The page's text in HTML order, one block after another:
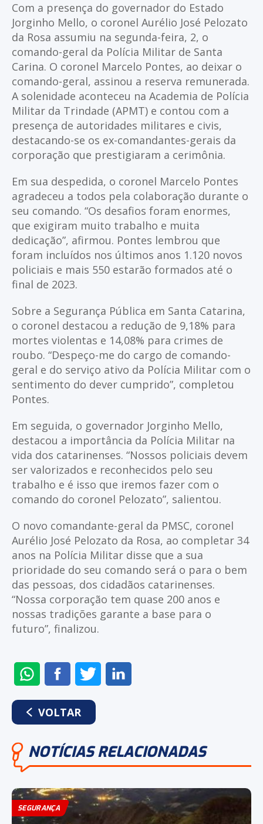
Com a presença do governador do Estado
Jorginho Mello, o coronel Aurélio José Pelozato
da Rosa assumiu na segunda-feira, 2, o
comando-geral da Polícia Militar de Santa
Carina. O coronel Marcelo Pontes, ao deixar o
comando-geral, assinou a reserva remunerada.
A solenidade aconteceu na Academia de Polícia
Militar da Trindade (APMT) e contou com a
presença de autoridades militares e civis,
destacando-se os ex-comandantes-gerais da
corporação que prestigiaram a cerimônia.
Em sua despedida, o coronel Marcelo Pontes
agradeceu a todos pela colaboração durante o
seu comando. “Os desafios foram enormes,
que exigiram muito trabalho e muita
dedicação”, afirmou. Pontes lembrou que
foram incluídos nos últimos anos 1.120 novos
policiais e mais 550 estarão formados até o
final de 2023.
Sobre a Segurança Pública em Santa Catarina,
o coronel destacou a redução de 9,18% para
mortes violentas e 14,08% para crimes de
roubo. “Despeço-me do cargo de comando-
geral e do serviço ativo da Polícia Militar com o
sentimento do dever cumprido”, completou
Pontes.
Em seguida, o governador Jorginho Mello,
destacou a importância da Polícia Militar na
vida dos catarinenses. “Nossos policiais devem
ser valorizados e reconhecidos pelo seu
trabalho e é isso que iremos fazer com o
comando do coronel Pelozato”, salientou.
O novo comandante-geral da PMSC, coronel
Aurélio José Pelozato da Rosa, ao completar 34
anos na Polícia Militar disse que a sua
prioridade do seu comando será o para o bem
das pessoas, dos cidadãos catarinenses.
“Nossa corporação tem quase 200 anos e
nossas tradições garante a base para o
futuro”, finalizou.
ENVIAR
NO
WHATSAPP
COMPARTILHAR
NO
FACEBOOK
COMPARTILHAR
NO
VOLTAR
NOTÍCIAS RELACIONADAS
SEGURANÇA